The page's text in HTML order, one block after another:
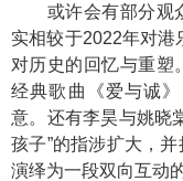
或许会有部分观众
实相较于2022年对
对历史的回忆与重塑
经典歌曲《爱与诚
意。还有李昊与姚晓
孩子”的指涉扩大，
演绎为一段双向互动